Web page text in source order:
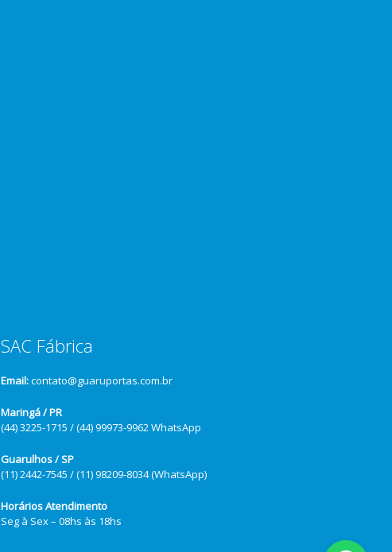
SAC Fábrica
Email:contato@guaruportas.com.br
Maringá / PR
(44) 3225-1715 / (44) 99973-9962 WhatsApp
Guarulhos / SP
(11) 2442-7545 / (11) 98209-8034 (WhatsApp)
Horários Atendimento
Seg à Sex – 08hs às 18hs